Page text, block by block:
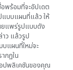
อพร้อมที่จะอัปเดต
แบบแผนที่แล้ว ให้
ยแพร่รูปแบบดัง
าว แล้วรูป
บแผนที่ใหม่จะ
ากฏใน
ปพลิเคชันของคุณ